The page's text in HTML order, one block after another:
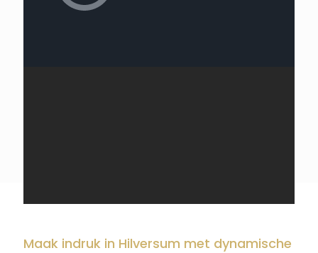
Maak indruk in Hilversum met dynamische